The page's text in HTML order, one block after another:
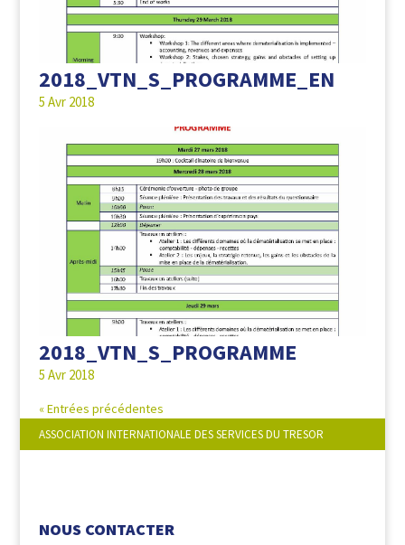
2018_VTN_S_PROGRAMME_EN
5 Avr 2018
2018_VTN_S_PROGRAMME
5 Avr 2018
« Entrées précédentes
ASSOCIATION INTERNATIONALE DES SERVICES DU TRESOR
NOUS CONTACTER